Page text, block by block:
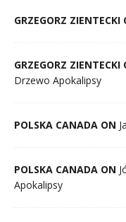
GRZEGORZ ZIENTECKI
GRZEGORZ ZIENTECKI
Drzewo Apokalipsy
POLSKA CANADA ON
POLSKA CANADA ON
Apokalipsy